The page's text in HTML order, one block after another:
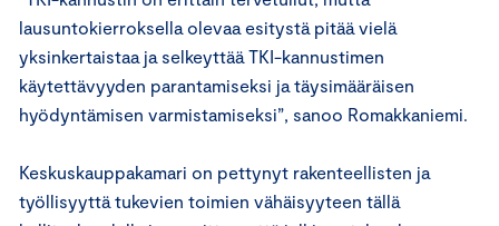
lausuntokierroksella olevaa esitystä pitää vielä
yksinkertaistaa ja selkeyttää TKI-kannustimen
käytettävyyden parantamiseksi ja täysimääräisen
hyödyntämisen varmistamiseksi”, sanoo Romakkaniemi.
Keskuskauppakamari on pettynyt rakenteellisten ja
työllisyyttä tukevien toimien vähäisyyteen tällä